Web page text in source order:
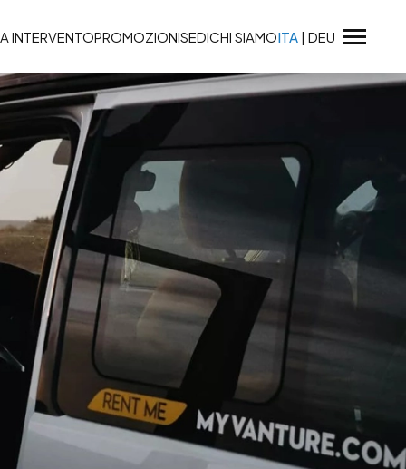
INTERVENTOPROMOZIONISEDICHI SIAMOITA | DEU